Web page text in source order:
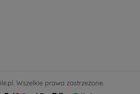
Wszelkie prawa zastrzeżone.